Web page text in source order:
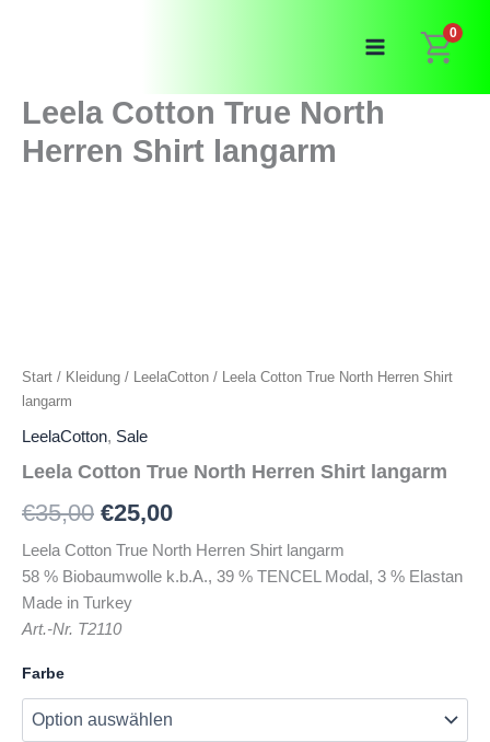
0
Leela Cotton True North
Herren Shirt langarm
Start / Kleidung / LeelaCotton / Leela Cotton True North Herren Shirt
langarm
LeelaCotton, Sale
Leela Cotton True North Herren Shirt langarm
€35,00 Ursprünglicher
Preis
war:
€35,00
€25,00Aktueller
Preis
ist:
Leela Cotton True North Herren Shirt langarm
58 % Biobaumwolle k.b.A., 39 % TENCEL Modal, 3 % Elastan
Made in Turkey
Art.-Nr. T2110
Farbe